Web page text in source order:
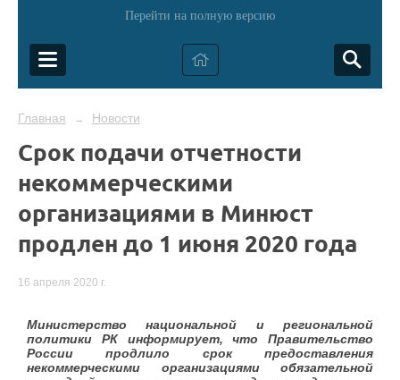
Перейти на полную версию
Главная → Новости
Срок подачи отчетности
некоммерческими
организациями в Минюст
продлен до 1 июня 2020 года
16 апреля 2020 г.
Министерство национальной и региональной
политики РК информирует, что Правительство
России продлило срок предоставления
некоммерческими организациями обязательной